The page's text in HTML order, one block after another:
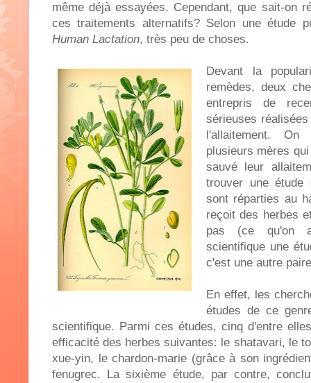
même déjà essayées. Cependant, que sait-on
ces traitements alternatifs? Selon une étude
Human Lactation, très peu de choses.
Devant la
remèdes, deux
entrepris de
sérieuses
l'allaitement.
plusieurs mères
sauvé leur
trouver une étude
sont réparties au
reçoit des herbes
pas (ce qu'on
scientifique une
c'est une autre
En effet, les
études de ce
scientifique. Parmi ces études, cinq d'entre
efficacité des herbes suivantes: le shatavari, le
xue-yin, le chardon-marie (grâce à son
fenugrec. La sixième étude, par contre,